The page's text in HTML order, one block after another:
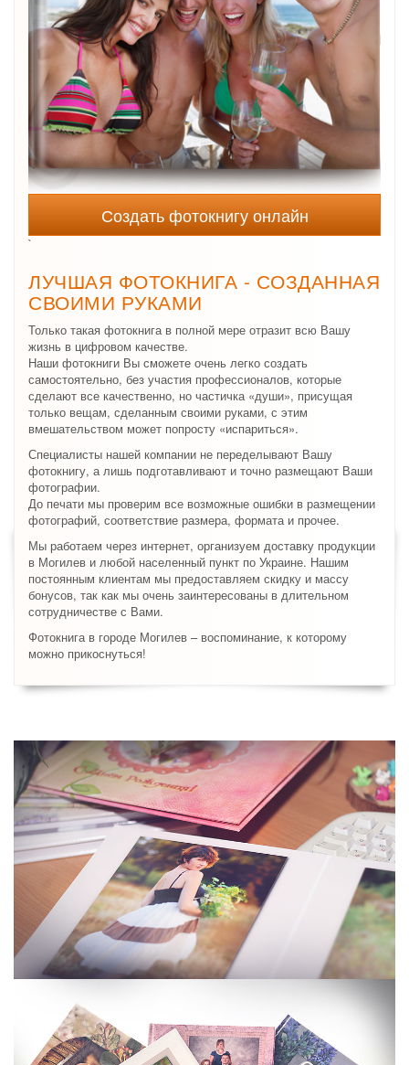
Создать фотокнигу онлайн
`
ЛУЧШАЯ ФОТОКНИГА - СОЗДАННАЯ
СВОИМИ РУКАМИ
Только такая фотокнига в полной мере отразит всю Вашу
жизнь в цифровом качестве.
Наши фотокниги Вы сможете очень легко создать
самостоятельно, без участия профессионалов, которые
сделают все качественно, но частичка «души», присущая
только вещам, сделанным своими руками, с этим
вмешательством может попросту «испариться».
Специалисты нашей компании не переделывают Вашу
фотокнигу, а лишь подготавливают и точно размещают Ваши
фотографии.
До печати мы проверим все возможные ошибки в размещении
фотографий, соответствие размера, формата и прочее.
Мы работаем через интернет, организуем доставку продукции
в Могилев и любой населенный пункт по Украине. Нашим
постоянным клиентам мы предоставляем скидку и массу
бонусов, так как мы очень заинтересованы в длительном
сотрудничестве с Вами.
Фотокнига в городе Могилев – воспоминание, к которому
можно прикоснуться!